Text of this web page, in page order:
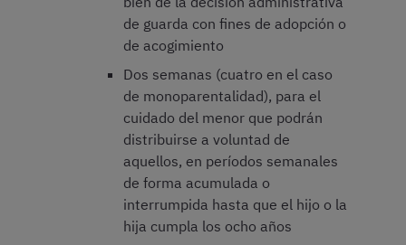
de guarda con fines de adopción o
de acogimiento
Dos semanas (cuatro en el caso
de monoparentalidad), para el
cuidado del menor que podrán
distribuirse a voluntad de
aquellos, en períodos semanales
de forma acumulada o
interrumpida hasta que el hijo o la
hija cumpla los ocho años